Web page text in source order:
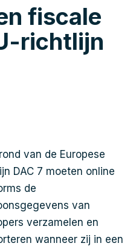
fiscale
richtlijn
van de Europese
DAC 7 moeten online
de
van
verzamelen en
wanneer zij in een